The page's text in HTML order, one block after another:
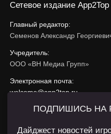
Сетевое издание App2Top
Главный редактор:
Семенов Александр
Учредитель:
ООО «ВН Медиа Групп»
Электронная почта:
welcome@app2top.ru
При использовании материалов
ПОДПИШИСЬ НА
Дайджест новостей